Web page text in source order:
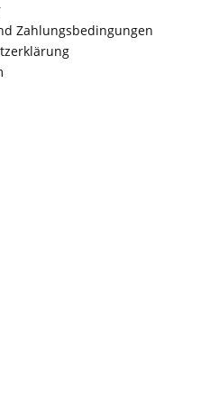
Zahlungsbedingungen